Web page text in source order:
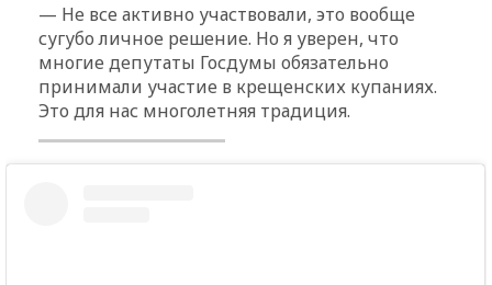
— Не все активно участвовали, это вообще
сугубо личное решение. Но я уверен, что
многие депутаты Госдумы обязательно
принимали участие в крещенских купаниях.
Это для нас многолетняя традиция.